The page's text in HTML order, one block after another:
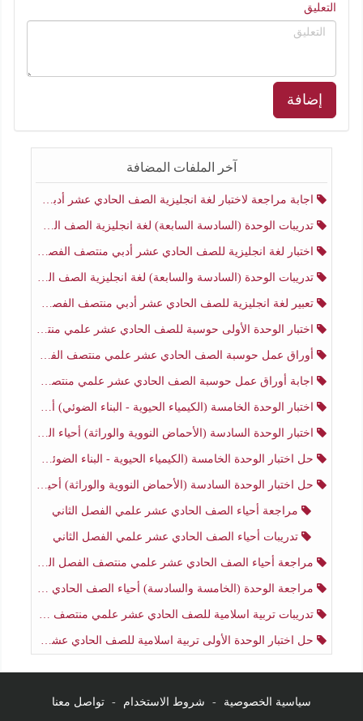
التعليق
إضافة
آخر الملفات المضافة
اجابة مراجعة لاختبار لغة انجليزية الصف الحادي عشر أدبي منتصف الفصل الثاني
تدريبات الوحدة (السادسة السابعة) لغة انجليزية الصف الحادي عشر أدبي منتصف الفصل الثاني
اختبار لغة انجليزية للصف الحادي عشر أدبي منتصف الفصل الثاني
تدريبات الوحدة (السادسة والسابعة) لغة انجليزية الصف الحادي عشر أدبي الفصل الثاني
تعبير لغة انجليزية للصف الحادي عشر أدبي منتصف الفصل الثاني
اختبار الوحدة الأولى حوسبة للصف الحادي عشر علمي منتصف الفصل الثاني
أوراق عمل حوسبة الصف الحادي عشر علمي منتصف الفصل الثاني
اجابة أوراق عمل حوسبة الصف الحادي عشر علمي منتصف الفصل الثاني
اختبار الوحدة الخامسة (الكيمياء الحيوية - البناء الضوئي) أحياء الصف الحادي عشر علمي الفصل الثاني
اختبار الوحدة السادسة (الأحماض النووية والوراثة) أحياء الصف الحادي عشر علمي منتصف الفصل الثاني
حل اختبار الوحدة الخامسة (الكيمياء الحيوية - البناء الضوئي) أحياء الصف الحادي عشر علمي الفصل الثاني
حل اختبار الوحدة السادسة (الأحماض النووية والوراثة) أحياء الصف الحادي عشر علمي منتصف الفصل الثاني
مراجعة أحياء الصف الحادي عشر علمي الفصل الثاني
تدريبات أحياء الصف الحادي عشر علمي الفصل الثاني
مراجعة أحياء الصف الحادي عشر علمي منتصف الفصل الثاني
مراجعة الوحدة (الخامسة والسادسة) أحياء الصف الحادي عشر علمي منتصف الفصل الثاني
تدريبات تربية اسلامية للصف الحادي عشر علمي منتصف الفصل الثاني
حل اختبار الوحدة الأولى تربية اسلامية للصف الحادي عشر علمي منتصف الفصل الثاني
سياسية الخصوصية - شروط الاستخدام - تواصل معنا